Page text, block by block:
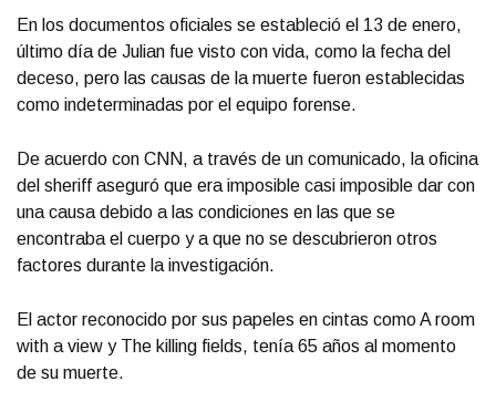
En los documentos oficiales se estableció el 13 de enero,
último día de Julian fue visto con vida, como la fecha del
deceso, pero las causas de la muerte fueron establecidas
como indeterminadas por el equipo forense.
De acuerdo con CNN, a través de un comunicado, la oficina
del sheriff aseguró que era imposible casi imposible dar con
una causa debido a las condiciones en las que se
encontraba el cuerpo y a que no se descubrieron otros
factores durante la investigación.
El actor reconocido por sus papeles en cintas como A room
with a view y The killing fields, tenía 65 años al momento
de su muerte.